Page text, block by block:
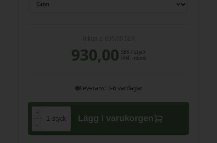
930,00 SEK/ styck
inkl. moms
Leverans: 3-6 vardagar
+
-
styck
+
-
Lägg i varukorgen